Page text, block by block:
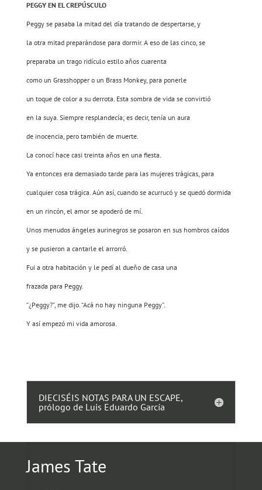
PEGGY EN EL CREPÚSCULO
Peggy se pasaba la mitad del día tratando de despertarse, y
la otra mitad preparándose para dormir. A eso de las cinco, se
preparaba un trago ridículo estilo años cuarenta
como un Grasshopper o un Brass Monkey, para ponerle
un toque de color a su derrota. Esta sombra de vida se convirtió
en la suya. Siempre resplandecía; es decir, tenía un aura
de inocencia, pero también de muerte.
La conocí hace casi treinta años en una fiesta.
Ya entonces era demasiado tarde para las mujeres trágicas, para
cualquier cosa trágica. Aún así, cuando se acurrucó y se quedó dormida
en un rincón, el amor se apoderó de mí.
Unos menudos ángeles aurinegros se posaron en sus hombros caídos
y se pusieron a cantarle el arrorró.
Fui a otra habitación y le pedí al dueño de casa una
frazada para Peggy.
“¿Peggy?”, me dijo. “Acá no hay ninguna Peggy”.
Y así empezó mi vida amorosa.
DIECISÉIS NOTAS PARA UN ESCAPE,
prólogo de Luis Eduardo García
James Tate